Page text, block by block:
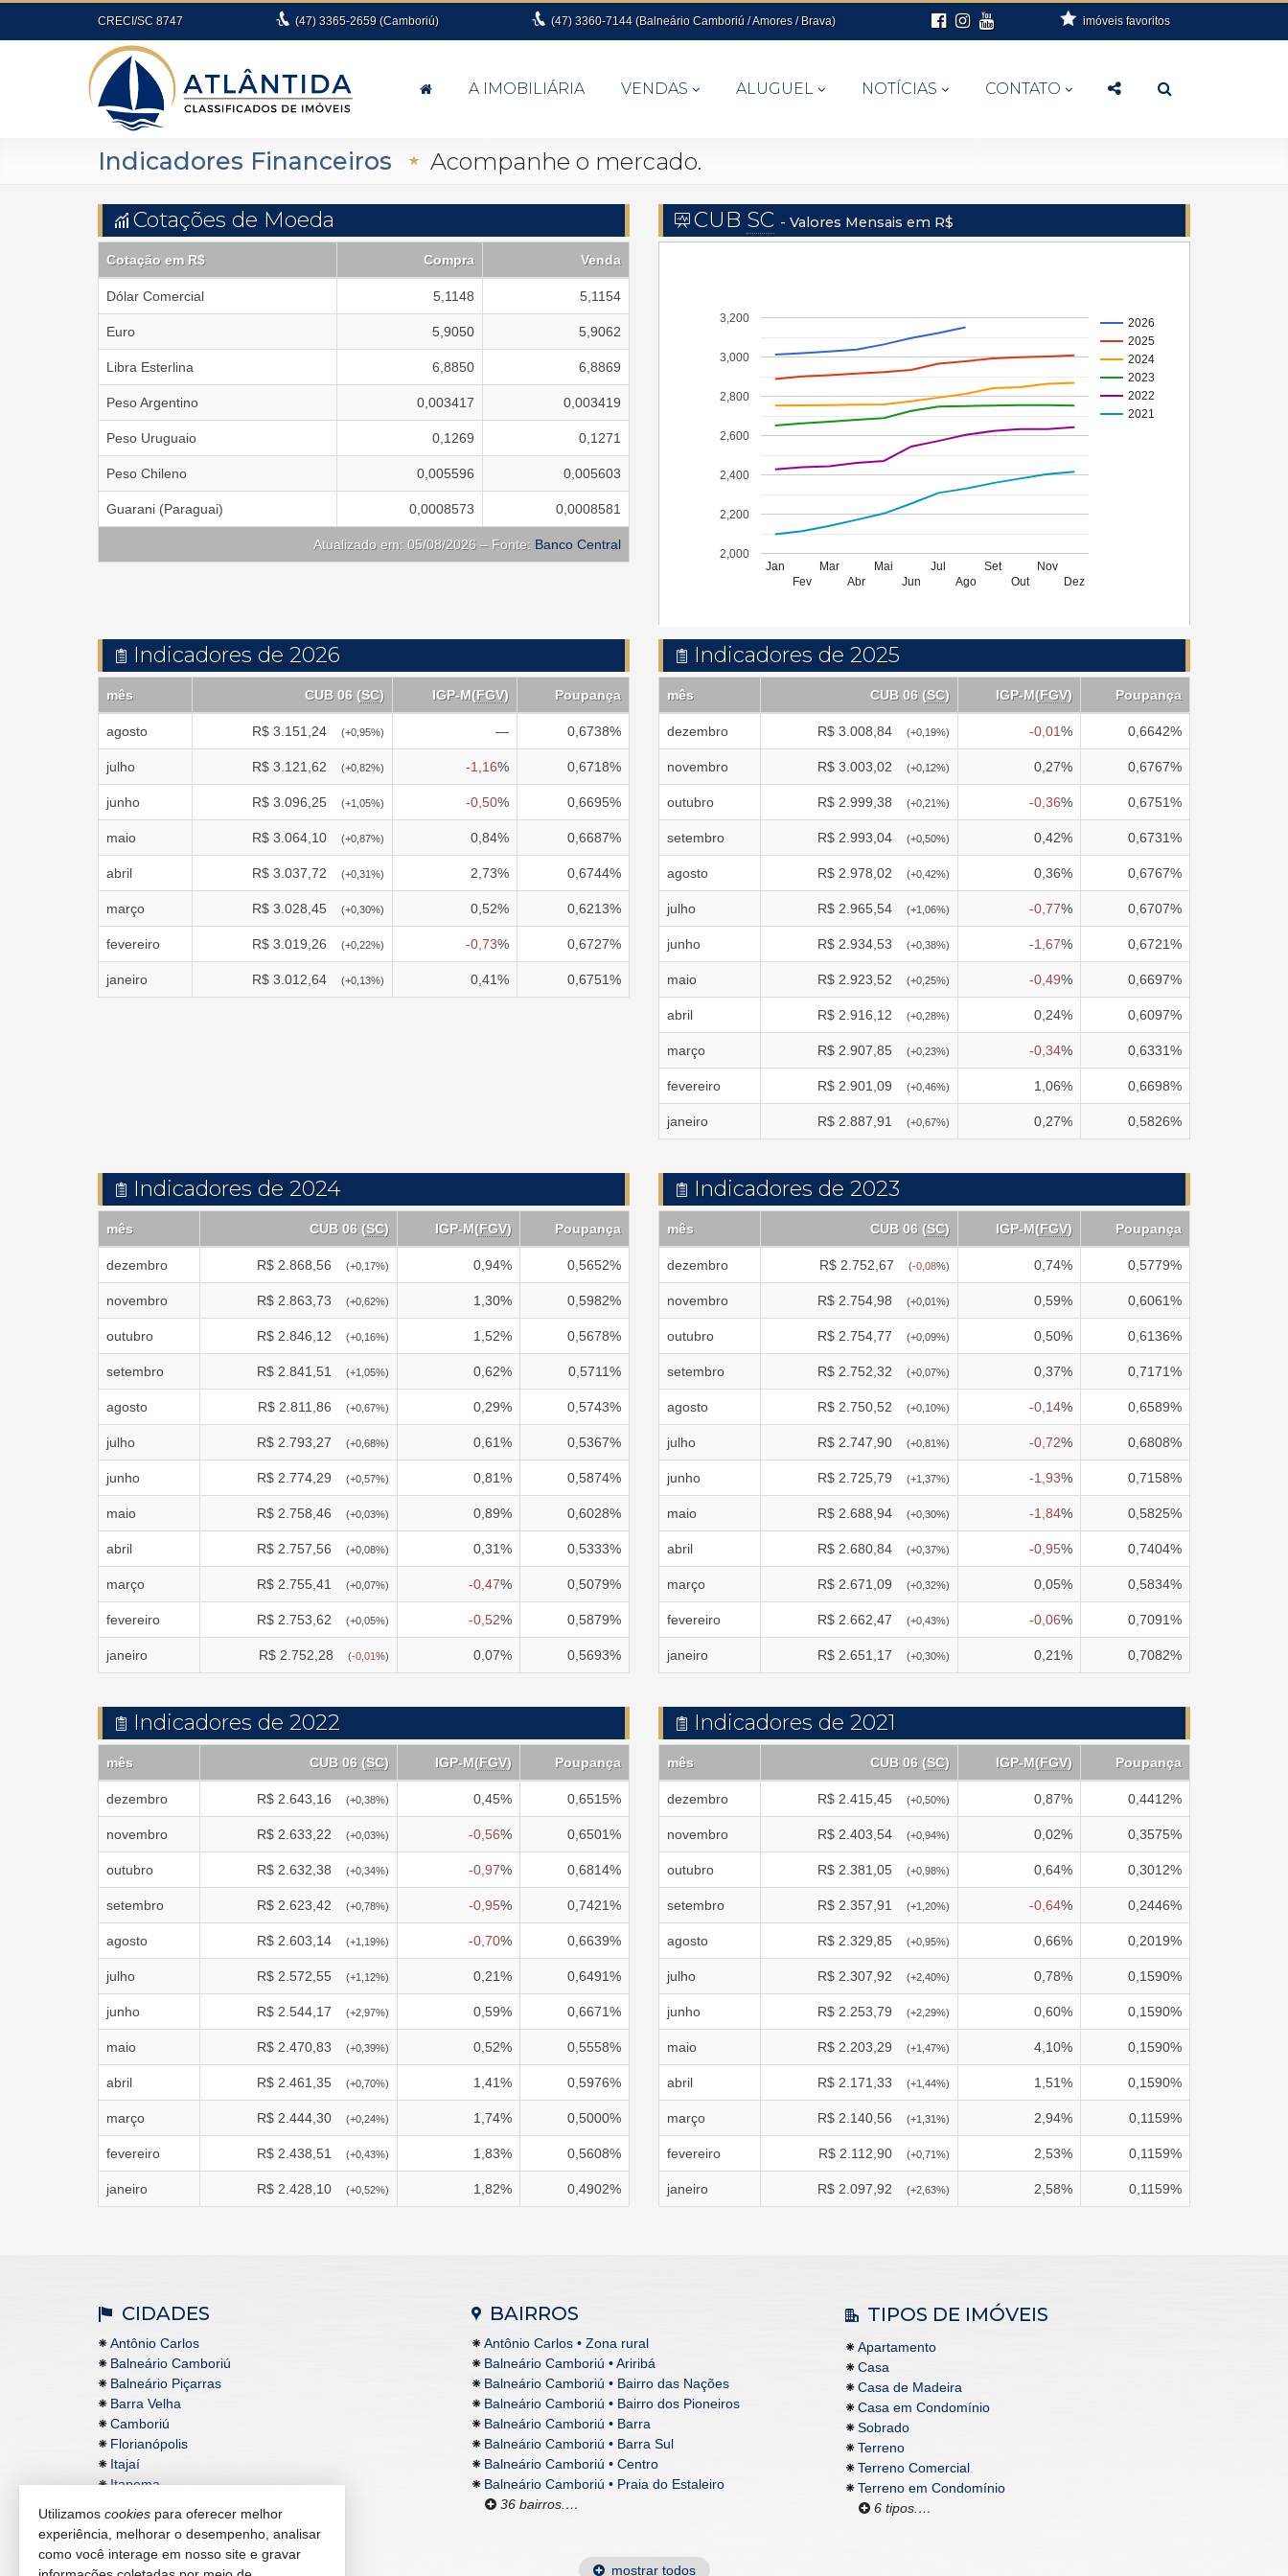
CRECI/SC 8747 (47) 3365-2659 (Camboriú) (47) 3360-7144 (Balneário Camboriú / Amores / Brava) imóveis favoritos
A IMOBILIÁRIA VENDAS ALUGUEL NOTÍCIAS CONTATO
Indicadores Financeiros Acompanhe o mercado.
Cotações de Moeda
Cotação em R$ Compra Venda
Atualizado em: 05/08/2026 – Fonte: Banco Central
Dólar Comercial 5,1148 5,1154
Euro 5,9050 5,9062
Libra Esterlina 6,8850 6,8869
Peso Argentino 0,003417 0,003419
Peso Uruguaio 0,1269 0,1271
Peso Chileno 0,005596 0,005603
Guarani (Paraguai) 0,0008573 0,0008581
CUB SC - Valores Mensais em R$
2026
2025
2024
2023
2022
2021
Jan
Fev
Mar
Abr
Mai
Jun
Jul
Ago
Set
Out
Nov
Dez
2,000
2,200
2,400
2,600
2,800
3,000
3,200
Indicadores de 2026
mês CUB 06 (SC) IGP-M(FGV) Poupança
agosto R$ 3.151,24 (+0,95%) — 0,6738%
julho R$ 3.121,62 (+0,82%) -1,16% 0,6718%
junho R$ 3.096,25 (+1,05%) -0,50% 0,6695%
maio R$ 3.064,10 (+0,87%) 0,84% 0,6687%
abril R$ 3.037,72 (+0,31%) 2,73% 0,6744%
março R$ 3.028,45 (+0,30%) 0,52% 0,6213%
fevereiro R$ 3.019,26 (+0,22%) -0,73% 0,6727%
janeiro R$ 3.012,64 (+0,13%) 0,41% 0,6751%
Indicadores de 2025
mês CUB 06 (SC) IGP-M(FGV) Poupança
dezembro R$ 3.008,84 (+0,19%) -0,01% 0,6642%
novembro R$ 3.003,02 (+0,12%) 0,27% 0,6767%
outubro R$ 2.999,38 (+0,21%) -0,36% 0,6751%
setembro R$ 2.993,04 (+0,50%) 0,42% 0,6731%
agosto R$ 2.978,02 (+0,42%) 0,36% 0,6767%
julho R$ 2.965,54 (+1,06%) -0,77% 0,6707%
junho R$ 2.934,53 (+0,38%) -1,67% 0,6721%
maio R$ 2.923,52 (+0,25%) -0,49% 0,6697%
abril R$ 2.916,12 (+0,28%) 0,24% 0,6097%
março R$ 2.907,85 (+0,23%) -0,34% 0,6331%
fevereiro R$ 2.901,09 (+0,46%) 1,06% 0,6698%
janeiro R$ 2.887,91 (+0,67%) 0,27% 0,5826%
Indicadores de 2024
mês CUB 06 (SC) IGP-M(FGV) Poupança
dezembro R$ 2.868,56 (+0,17%) 0,94% 0,5652%
novembro R$ 2.863,73 (+0,62%) 1,30% 0,5982%
outubro R$ 2.846,12 (+0,16%) 1,52% 0,5678%
setembro R$ 2.841,51 (+1,05%) 0,62% 0,5711%
agosto R$ 2.811,86 (+0,67%) 0,29% 0,5743%
julho R$ 2.793,27 (+0,68%) 0,61% 0,5367%
junho R$ 2.774,29 (+0,57%) 0,81% 0,5874%
maio R$ 2.758,46 (+0,03%) 0,89% 0,6028%
abril R$ 2.757,56 (+0,08%) 0,31% 0,5333%
março R$ 2.755,41 (+0,07%) -0,47% 0,5079%
fevereiro R$ 2.753,62 (+0,05%) -0,52% 0,5879%
janeiro R$ 2.752,28 (-0,01%) 0,07% 0,5693%
Indicadores de 2023
mês CUB 06 (SC) IGP-M(FGV) Poupança
dezembro R$ 2.752,67 (-0,08%) 0,74% 0,5779%
novembro R$ 2.754,98 (+0,01%) 0,59% 0,6061%
outubro R$ 2.754,77 (+0,09%) 0,50% 0,6136%
setembro R$ 2.752,32 (+0,07%) 0,37% 0,7171%
agosto R$ 2.750,52 (+0,10%) -0,14% 0,6589%
julho R$ 2.747,90 (+0,81%) -0,72% 0,6808%
junho R$ 2.725,79 (+1,37%) -1,93% 0,7158%
maio R$ 2.688,94 (+0,30%) -1,84% 0,5825%
abril R$ 2.680,84 (+0,37%) -0,95% 0,7404%
março R$ 2.671,09 (+0,32%) 0,05% 0,5834%
fevereiro R$ 2.662,47 (+0,43%) -0,06% 0,7091%
janeiro R$ 2.651,17 (+0,30%) 0,21% 0,7082%
Indicadores de 2022
mês CUB 06 (SC) IGP-M(FGV) Poupança
dezembro R$ 2.643,16 (+0,38%) 0,45% 0,6515%
novembro R$ 2.633,22 (+0,03%) -0,56% 0,6501%
outubro R$ 2.632,38 (+0,34%) -0,97% 0,6814%
setembro R$ 2.623,42 (+0,78%) -0,95% 0,7421%
agosto R$ 2.603,14 (+1,19%) -0,70% 0,6639%
julho R$ 2.572,55 (+1,12%) 0,21% 0,6491%
junho R$ 2.544,17 (+2,97%) 0,59% 0,6671%
maio R$ 2.470,83 (+0,39%) 0,52% 0,5558%
abril R$ 2.461,35 (+0,70%) 1,41% 0,5976%
março R$ 2.444,30 (+0,24%) 1,74% 0,5000%
fevereiro R$ 2.438,51 (+0,43%) 1,83% 0,5608%
janeiro R$ 2.428,10 (+0,52%) 1,82% 0,4902%
Indicadores de 2021
mês CUB 06 (SC) IGP-M(FGV) Poupança
dezembro R$ 2.415,45 (+0,50%) 0,87% 0,4412%
novembro R$ 2.403,54 (+0,94%) 0,02% 0,3575%
outubro R$ 2.381,05 (+0,98%) 0,64% 0,3012%
setembro R$ 2.357,91 (+1,20%) -0,64% 0,2446%
agosto R$ 2.329,85 (+0,95%) 0,66% 0,2019%
julho R$ 2.307,92 (+2,40%) 0,78% 0,1590%
junho R$ 2.253,79 (+2,29%) 0,60% 0,1590%
maio R$ 2.203,29 (+1,47%) 4,10% 0,1590%
abril R$ 2.171,33 (+1,44%) 1,51% 0,1590%
março R$ 2.140,56 (+1,31%) 2,94% 0,1159%
fevereiro R$ 2.112,90 (+0,71%) 2,53% 0,1159%
janeiro R$ 2.097,92 (+2,63%) 2,58% 0,1159%
CIDADES
Antônio Carlos
Balneário Camboriú
Balneário Piçarras
Barra Velha
Camboriú
Florianópolis
Itajaí
Itapema
BAIRROS
Antônio Carlos • Zona rural
Balneário Camboriú • Ariribá
Balneário Camboriú • Bairro das Nações
Balneário Camboriú • Bairro dos Pioneiros
Balneário Camboriú • Barra
Balneário Camboriú • Barra Sul
Balneário Camboriú • Centro
Balneário Camboriú • Praia do Estaleiro
36 bairros.…
TIPOS DE IMÓVEIS
Apartamento
Casa
Casa de Madeira
Casa em Condomínio
Sobrado
Terreno
Terreno Comercial
Terreno em Condomínio
6 tipos.…
mostrar todos
Utilizamos cookies para oferecer melhor
experiência, melhorar o desempenho, analisar
como você interage em nosso site e gravar